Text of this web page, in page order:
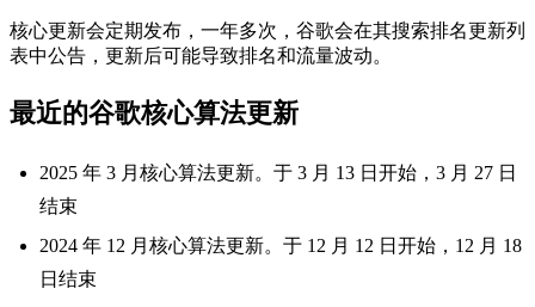
核心更新会定期发布，一年多次，谷歌会在其搜索排名更新列
表中公告，更新后可能导致排名和流量波动。
最近的谷歌核心算法更新
2025 年 3 月核心算法更新。于 3 月 13 日开始，3 月 27 日
结束
2024 年 12 月核心算法更新。于 12 月 12 日开始，12 月 18
日结束